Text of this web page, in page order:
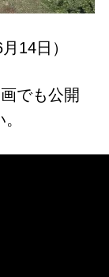
14日）
でも公開